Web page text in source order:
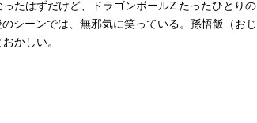
たはずだけど、ドラゴンボールZ たったひとりの
シーンでは、無邪気に笑っている。孫悟飯（おじ
かしい。